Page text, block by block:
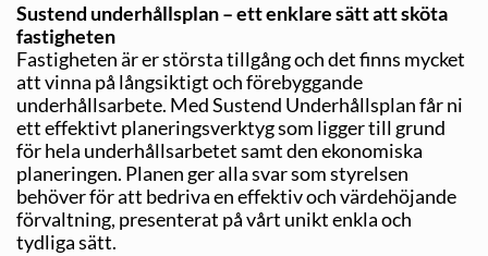
Sustend underhållsplan – ett enklare sätt att sköta
fastigheten
Fastigheten är er största tillgång och det finns mycket
att vinna på långsiktigt och förebyggande
underhållsarbete. Med Sustend Underhållsplan får ni
ett effektivt planeringsverktyg som ligger till grund
för hela underhållsarbetet samt den ekonomiska
planeringen. Planen ger alla svar som styrelsen
behöver för att bedriva en effektiv och värdehöjande
förvaltning, presenterat på vårt unikt enkla och
tydliga sätt.